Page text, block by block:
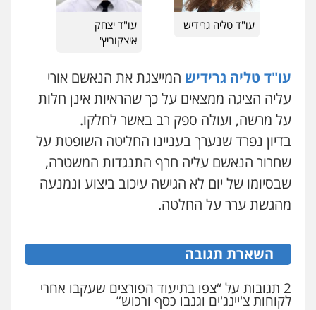
עו"ד טליה גרידיש
עו"ד יצחק
איצקוביץ'
עו"ד טליה גרידיש המייצגת את הנאשם אורי
עליה הציגה ממצאים על כך שהראיות אינן חלות
על מרשה, ועולה ספק רב באשר לחלקו.
בדיון נפרד שנערך בעניינו החליטה השופטת על
שחרור הנאשם עליה חרף התנגדות המשטרה,
שבסיומו של יום לא הגישה עיכוב ביצוע ונמנעה
מהגשת ערר על החלטה.
השארת תגובה
2 תגובות על “צפו בתיעוד הפורצים שעקבו אחרי
לקוחות צ'יינג'ים וגנבו כסף ורכוש”
0507003001
עורכי דין לענייני אסירים מעצרים וחקירות
0546470989
עו"ד אבי כהן
פלילי פשיעה חמורה קטינים אלימות
סמים עבירות מין
0523647066
0528959600
קורל קרוז – עורך דין פלילי